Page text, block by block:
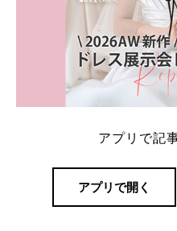
アプリで記
アプリで開く